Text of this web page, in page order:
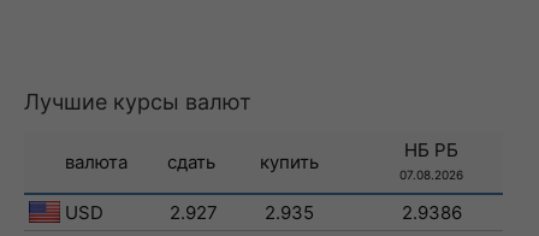
Лучшие курсы валют
валюта сдать купить
НБ РБ
07.08.2026
USD 2.927 2.935
2.9386